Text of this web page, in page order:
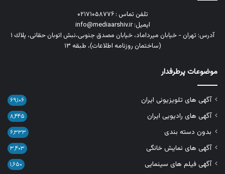
تلفن تماس : ۰۲۱۷۱۰۵۸۷۷۶
ایمیل: info@mediaarshiv.ir
آدرس: تهران - خیابان میرداماد، خیابان مصدق جنوبی،نبش اتوبان حقانی، پلاك ١
(ساختمان روزنامه اطلاعات)، طبقه ۱۳
موضوعات پرطرفدار
آگهی های تلویزیونی ایران ۶۹,۱۰۶
آگهی های رادیویی ایران ۸,۴۴۵
بدون دسته بندی ۶,۳۳۳
آگهی های نمایش خانگی ۳,۴۰۳
آگهی فیلم های سینمایی ۱,۶۵۰